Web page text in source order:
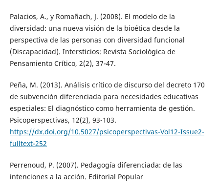
Palacios, A., y Romañach, J. (2008). El modelo de la
diversidad: una nueva visión de la bioética desde la
perspectiva de las personas con diversidad funcional
(Discapacidad). Intersticios: Revista Sociológica de
Pensamiento Crítico, 2(2), 37-47.
Peña, M. (2013). Análisis crítico de discurso del decreto 170
de subvención diferenciada para necesidades educativas
especiales: El diagnóstico como herramienta de gestión.
Psicoperspectivas, 12(2), 93-103.
https://dx.doi.org/10.5027/psicoperspectivas-Vol12-Issue2-
fulltext-252
Perrenoud, P. (2007). Pedagogía diferenciada: de las
intenciones a la acción. Editorial Popular